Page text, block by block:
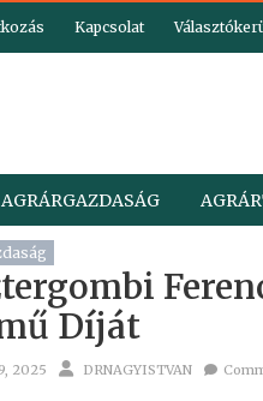
Kapcsolat
AGRÁRGAZDASÁG
Díját
2025 Author
DRNAGYISTVAN